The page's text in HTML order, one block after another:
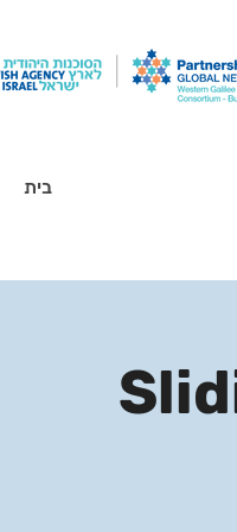
בית